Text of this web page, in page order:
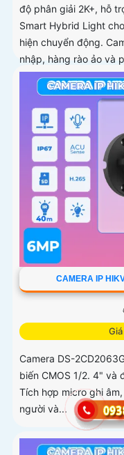
độ phân giải 2K+, hỗ
Smart Hybrid Light
hiện chuyển động.
nhập, hàng rào ảo và
CAMERA IP
Camera DS-
biến CMOS 1/2. 4" và
Tích hợp micro ghi
người và...